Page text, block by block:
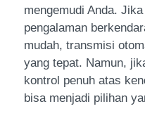
mengemudi Anda.
pengalaman
mudah, transmisi
yang tepat. Namun,
kontrol penuh atas
bisa menjadi pilihan